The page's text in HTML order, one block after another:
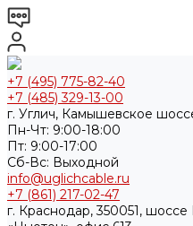
+7 (495) 775-82-40
+7 (485) 329-13-00
г. Углич, Камышевское
Пн-Чт: 9:00-18:00
Пт: 9:00-17:00
Cб-Вс: Выходной
info@uglichcable.ru
+7 (861) 217-02-47
г. Краснодар, 350051,